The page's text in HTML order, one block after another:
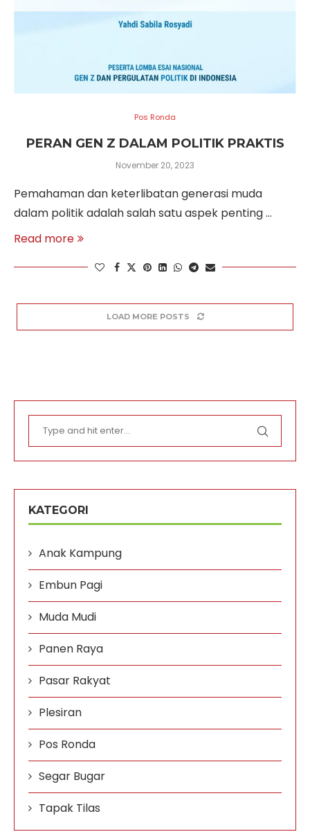
Pos Ronda
PERAN GEN Z DALAM POLITIK PRAKTIS
November 20, 2023
Pemahaman dan keterlibatan generasi muda
dalam politik adalah salah satu aspek penting …
Read more
LOAD MORE POSTS
KATEGORI
Anak Kampung
Embun Pagi
Muda Mudi
Panen Raya
Pasar Rakyat
Plesiran
Pos Ronda
Segar Bugar
Tapak Tilas